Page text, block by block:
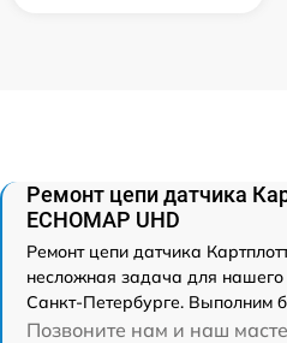
Ремонт цепи датчика
ECHOMAP UHD
Ремонт цепи датчика
несложная задача для нашего
Санкт-Петербурге. Выполним
Позвоните нам и наш